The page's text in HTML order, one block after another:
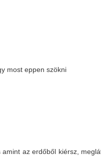
most eppen szökni
az erdőből kiérsz,